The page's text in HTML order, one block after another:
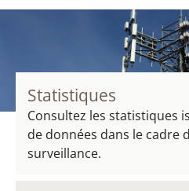
Statistiques
Consultez les statistiques
de données dans le cadre
surveillance.